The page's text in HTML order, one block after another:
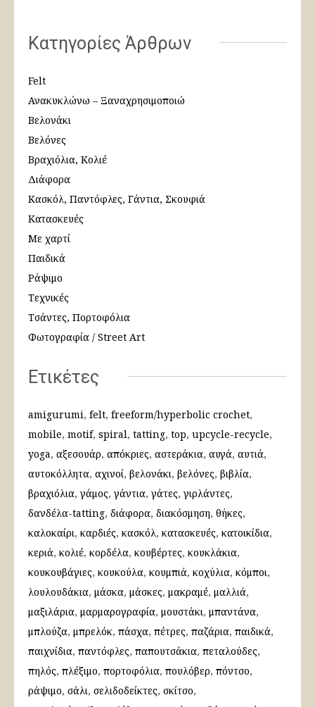
Κατηγορίες Άρθρων
Felt
Ανακυκλώνω – Ξαναχρησιμοποιώ
Βελονάκι
Βελόνες
Βραχιόλια, Κολιέ
Διάφορα
Κασκόλ, Παντόφλες, Γάντια, Σκουφιά
Κατασκευές
Με χαρτί
Παιδικά
Ράψιμο
Τεχνικές
Τσάντες, Πορτοφόλια
Φωτογραφία / Street Art
Ετικέτες
amigurumi felt freeform/hyperbolic crochet
mobile motif spiral tatting top upcycle-recycle
yoga αξεσουάρ απόκριες αστεράκια αυγά αυτιά
αυτοκόλλητα αχινοί βελονάκι βελόνες βιβλία
βραχιόλια γάμος γάντια γάτες γιρλάντες
δανδέλα-tatting διάφορα διακόσμηση θήκες
καλοκαίρι καρδιές κασκόλ κατασκευές κατοικίδια
κεριά κολιέ κορδέλα κουβέρτες κουκλάκια
κουκουβάγιες κουκούλα κουμπιά κοχύλια κόμποι
λουλουδάκια μάσκα μάσκες μακραμέ μαλλιά
μαξιλάρια μαρμαρογραφία μουστάκι μπαντάνα
μπλούζα μπρελόκ πάσχα πέτρες παζάρια παιδικά
παιχνίδια παντόφλες παπουτσάκια πεταλούδες
πηλός πλέξιμο πορτοφόλια πουλόβερ πόντσο
ράψιμο σάλι σελιδοδείκτες σκίτσο